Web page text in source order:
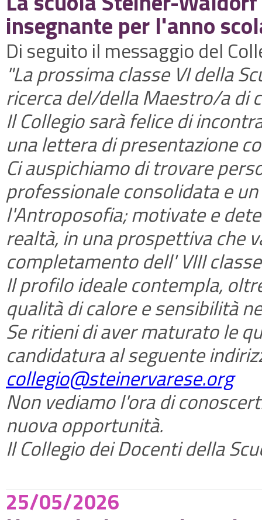
insegnante per l'anno
Di seguito il messaggio del
"La prossima classe VI della
ricerca del/della Maestro/a di
Il Collegio sarà felice di
una lettera di presentazione
Ci auspichiamo di trovare
professionale consolidata e
l'Antroposofia; motivate e
realtà, in una prospettiva che
completamento dell' VIII
Il profilo ideale contempla,
qualità di calore e sensibilità
Se ritieni di aver maturato le
candidatura al seguente
collegio@steinervarese.org
Non vediamo l'ora di
nuova opportunità.
Il Collegio dei Docenti della
25/05/2026